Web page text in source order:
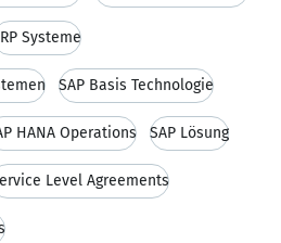
Systeme
SAP Basis Technologie
HANA Operations SAP Lösung
Level Agreements